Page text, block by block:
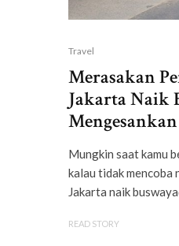
Travel
Merasakan
Jakarta Naik
Mengesankan
Mungkin saat kamu
kalau tidak mencoba
Jakarta naik
READ STORY